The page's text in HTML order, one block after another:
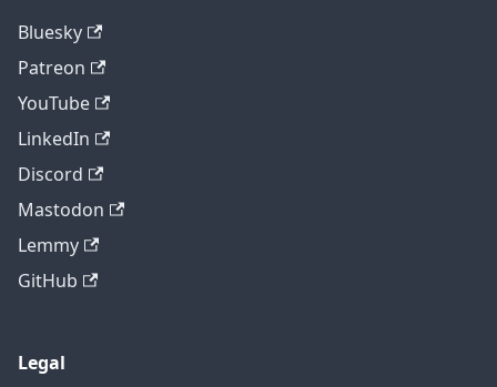
Bluesky
Patreon
YouTube
LinkedIn
Discord
Mastodon
Lemmy
GitHub
Legal